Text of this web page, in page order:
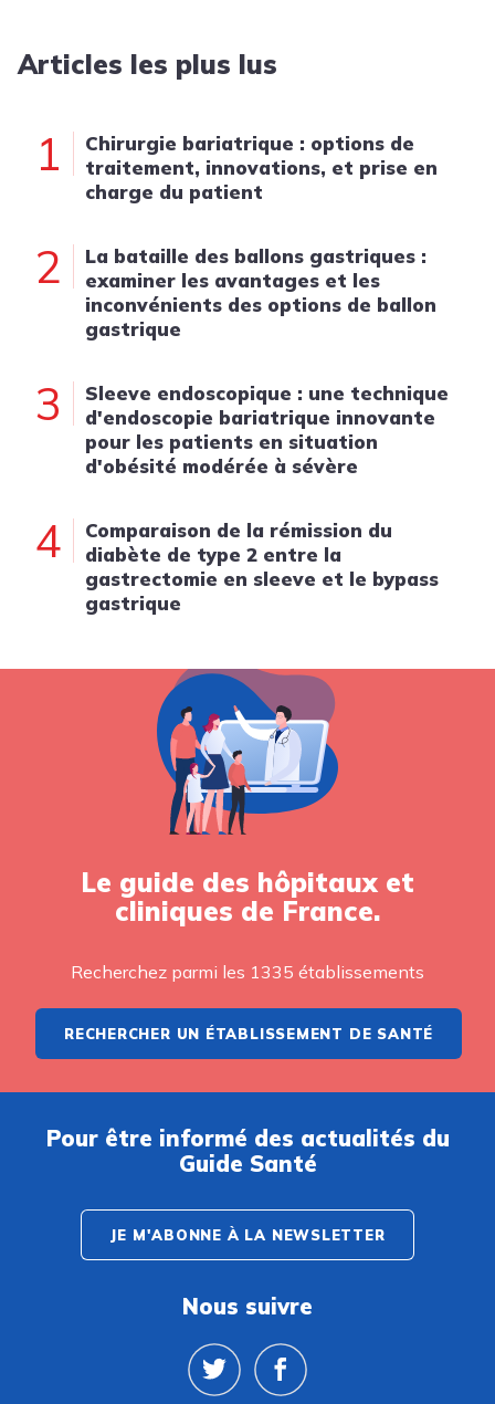
Articles les plus lus
1
Chirurgie bariatrique : options de
traitement, innovations, et prise en
charge du patient
2
La bataille des ballons gastriques :
examiner les avantages et les
inconvénients des options de ballon
gastrique
3
Sleeve endoscopique : une technique
d'endoscopie bariatrique innovante
pour les patients en situation
d'obésité modérée à sévère
4
Comparaison de la rémission du
diabète de type 2 entre la
gastrectomie en sleeve et le bypass
gastrique
Le guide des hôpitaux et
cliniques de France.
Recherchez parmi les 1335 établissements
RECHERCHER UN ÉTABLISSEMENT DE SANTÉ
Pour être informé des actualités du
Guide Santé
JE M'ABONNE À LA NEWSLETTER
Nous suivre